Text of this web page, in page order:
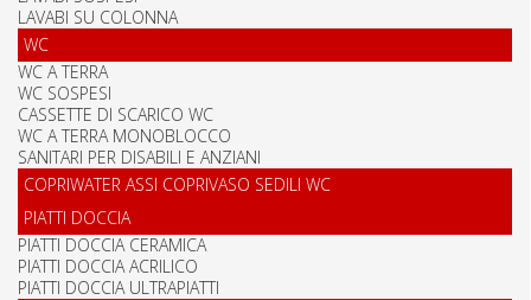
LAVABI SU COLONNA
WC
WC A TERRA
WC SOSPESI
CASSETTE DI SCARICO WC
WC A TERRA MONOBLOCCO
SANITARI PER DISABILI E ANZIANI
COPRIWATER ASSI COPRIVASO SEDILI WC
PIATTI DOCCIA
PIATTI DOCCIA CERAMICA
PIATTI DOCCIA ACRILICO
PIATTI DOCCIA ULTRAPIATTI